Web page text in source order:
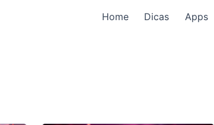
Home Dicas Apps